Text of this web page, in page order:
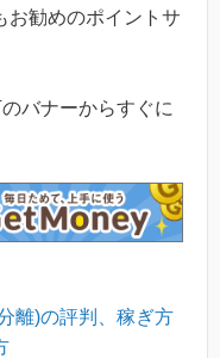
お勧めのポイントサ
バナーからすぐに
離)の評判、稼ぎ方